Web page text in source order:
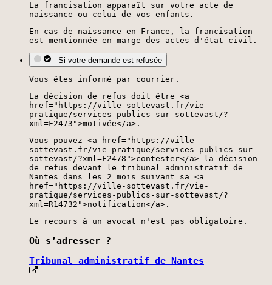
La francisation apparaît sur votre acte de
naissance ou celui de vos enfants.
En cas de naissance en France, la francisation
est mentionnée en marge des actes d'état civil.
Si votre demande est refusée
Vous êtes informé par courrier.
La décision de refus doit être <a
href="https://ville-sottevast.fr/vie-
pratique/services-publics-sur-sottevast/?
xml=F2473">motivée</a>.
Vous pouvez <a href="https://ville-
sottevast.fr/vie-pratique/services-publics-sur-
sottevast/?xml=F2478">contester</a> la décision
de refus devant le tribunal administratif de
Nantes dans les 2 mois suivant sa <a
href="https://ville-sottevast.fr/vie-
pratique/services-publics-sur-sottevast/?
xml=R14732">notification</a>.
Le recours à un avocat n'est pas obligatoire.
Où s’adresser ?
Tribunal administratif de Nantes